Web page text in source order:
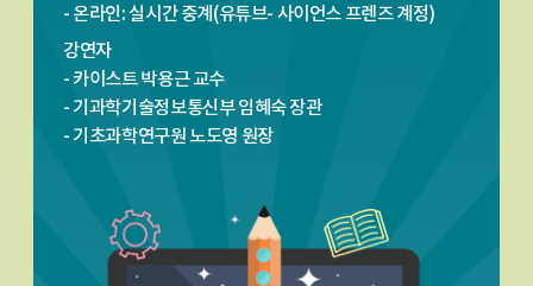
- 온라인: 실시간 중계(유튜브- 사이언스 프렌즈 계정)
강연자
- 카이스트 박용근 교수
- 기과학기술정보통신부 임혜숙 장관
- 기초과학연구원 노도영 원장